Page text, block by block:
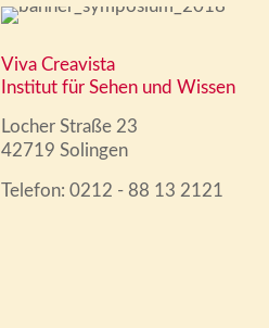
Viva Creavista
Institut für Sehen und Wissen
Locher Straße 23
42719 Solingen
Telefon: 0212 - 88 13 2121